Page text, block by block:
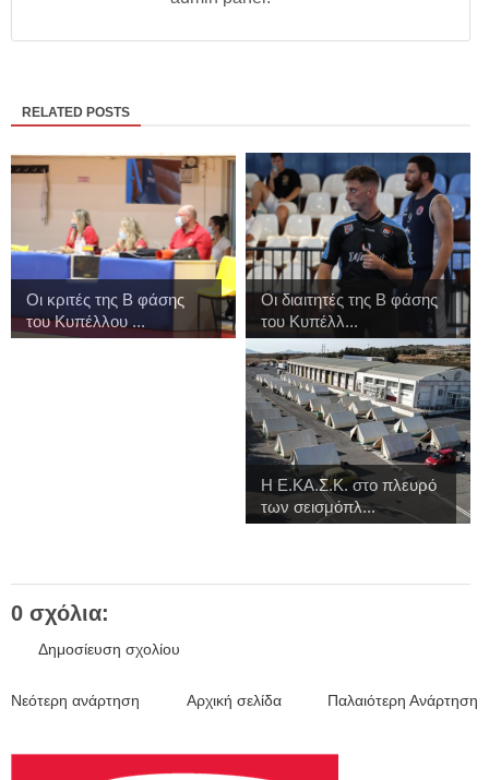
RELATED POSTS
Οι κριτές της Β φάσης
του Κυπέλλου ...
Οι διαιτητές της Β φάσης
του Κυπέλλ...
Η Ε.ΚΑ.Σ.Κ. στο πλευρό
των σεισμόπλ...
0 σχόλια:
Δημοσίευση σχολίου
Νεότερη ανάρτηση Παλαιότερη Ανάρτηση
Αρχική σελίδα